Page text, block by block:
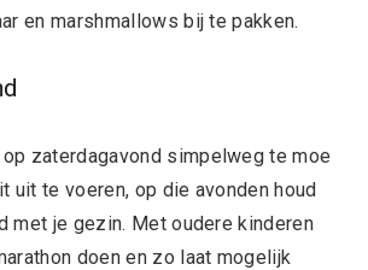
en marshmallows bij te pakken.
zaterdagavond simpelweg te moe
uit te voeren, op die avonden houd
met je gezin. Met oudere kinderen
doen en zo laat mogelijk